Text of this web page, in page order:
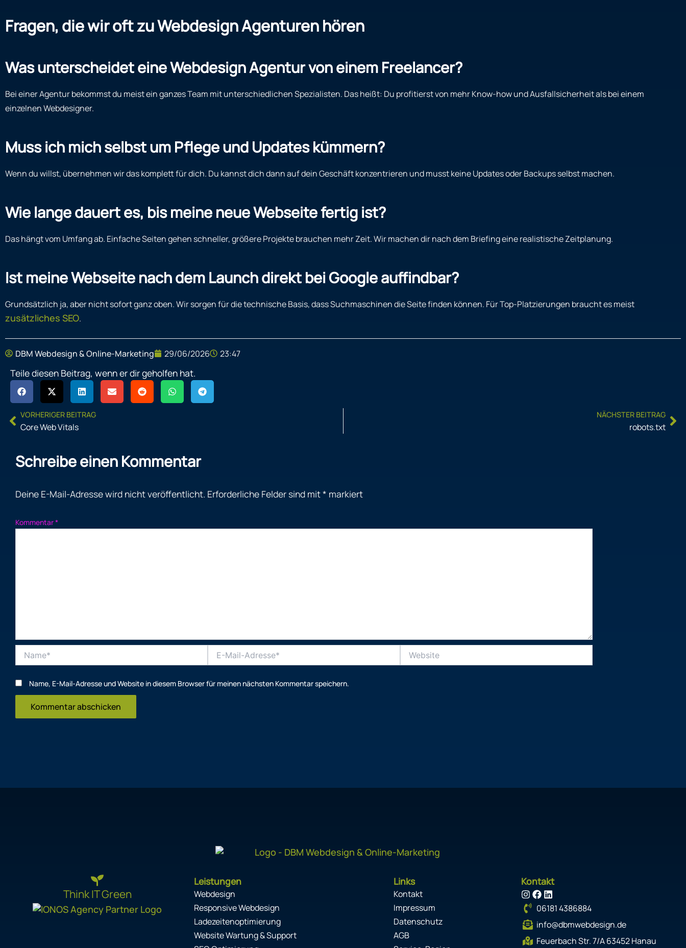
Fragen, die wir oft zu Webdesign Agenturen hören
Was unterscheidet eine Webdesign Agentur von einem Freelancer?
Bei einer Agentur bekommst du meist ein ganzes Team mit unterschiedlichen Spezialisten. Das heißt: Du profitierst von mehr Know-how und Ausfallsicherheit als bei einem
einzelnen Webdesigner.
Muss ich mich selbst um Pflege und Updates kümmern?
Wenn du willst, übernehmen wir das komplett für dich. Du kannst dich dann auf dein Geschäft konzentrieren und musst keine Updates oder Backups selbst machen.
Wie lange dauert es, bis meine neue Webseite fertig ist?
Das hängt vom Umfang ab. Einfache Seiten gehen schneller, größere Projekte brauchen mehr Zeit. Wir machen dir nach dem Briefing eine realistische Zeitplanung.
Ist meine Webseite nach dem Launch direkt bei Google auffindbar?
Grundsätzlich ja, aber nicht sofort ganz oben. Wir sorgen für die technische Basis, dass Suchmaschinen die Seite finden können. Für Top-Platzierungen braucht es meist
zusätzliches SEO.
DBM Webdesign & Online-Marketing 29/06/2026 23:47
Teile diesen Beitrag, wenn er dir geholfen hat.
Prev
VORHERIGER BEITRAG
Core Web Vitals
NÄCHSTER BEITRAG
robots.txt
Schreibe einen Kommentar
Deine E-Mail-Adresse wird nicht veröffentlicht. Erforderliche Felder sind mit* markiert
Kommentar*
Mail-
Name, E-Mail-Adresse und Website in diesem Browser für meinen nächsten Kommentar speichern.
Think IT Green
Leistungen
Webdesign
Responsive Webdesign
Ladezeitenoptimierung
Website Wartung & Support
Links
Kontakt
Impressum
Datenschutz
AGB
Kontakt
I
n
s
t
a
F
a
c
b
L
i
n
k
e
06181 4386884
info@dbmwebdesign.de
Feuerbach Str. 7/A 63452 Hanau